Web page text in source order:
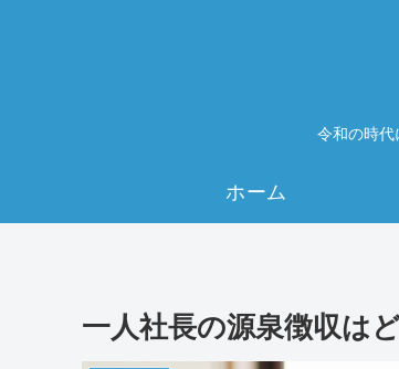
令和の時代
ホーム
一人社長の源泉徴収は